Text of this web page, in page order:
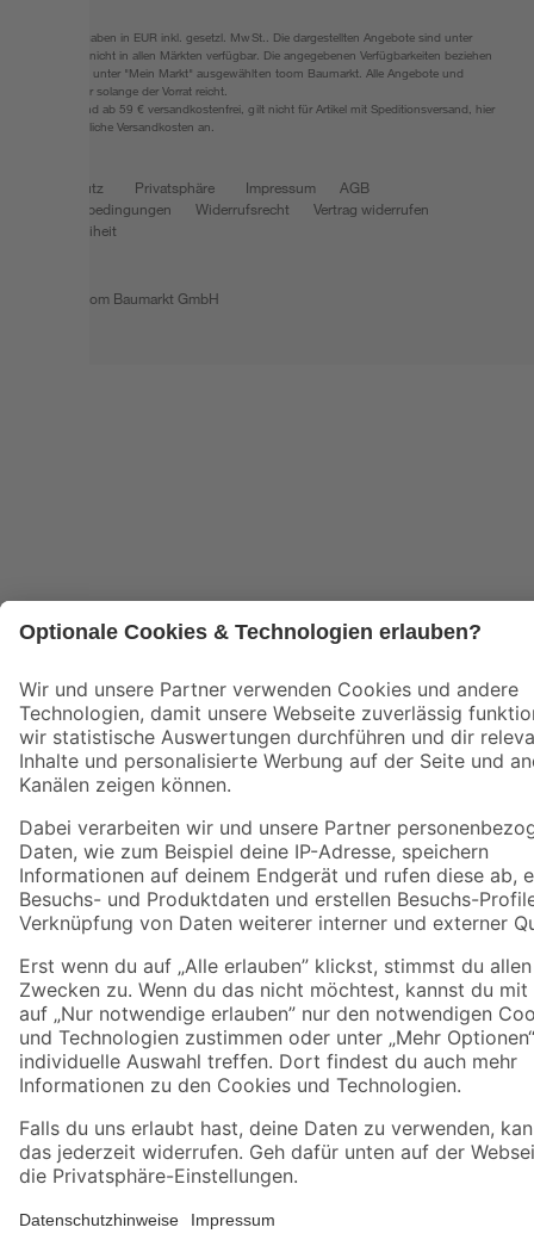
Alle Preisangaben in EUR inkl. gesetzl. MwSt.. Die dargestellten Angebote sind unter
Umständen nicht in allen Märkten verfügbar. Die angegebenen Verfügbarkeiten beziehen
sich auf den unter "Mein Markt" ausgewählten toom Baumarkt. Alle Angebote und
Produkte nur solange der Vorrat reicht.
*Paketversand ab 59 € versandkostenfrei, gilt nicht für Artikel mit Speditionsversand, hier
fallen zusätzliche Versandkosten an.
Datenschutz Privatsphäre Impressum
AGB
Nutzungsbedingungen
Widerrufsrecht
Vertrag widerrufen
Barrierefreiheit
© 2026 toom Baumarkt GmbH